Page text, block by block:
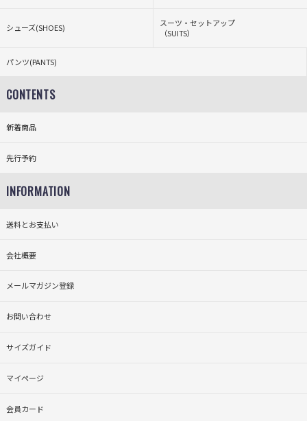
シューズ(SHOES)
スーツ・セットアップ
（SUITS）
パンツ(PANTS)
CONTENTS
新着商品
先行予約
INFORMATION
送料とお支払い
会社概要
メールマガジン登録
お問い合わせ
サイズガイド
マイページ
会員カード